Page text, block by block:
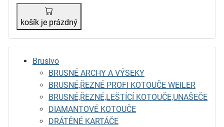
košík je prázdný
Brusivo
BRUSNÉ ARCHY A VÝSEKY
BRUSNÉ,ŘEZNÉ PROFI KOTOUČE WEILER
BRUSNÉ,ŘEZNÉ,LEŠTÍCÍ KOTOUČE,UNAŠEČE
DIAMANTOVÉ KOTOUČE
DRÁTĚNÉ KARTÁČE